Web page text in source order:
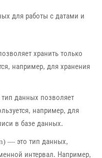
для работы с датами и
хранить только
например, для хранения
данных позволяет
например, для
в базе данных.
— это тип данных,
интервал. Например,